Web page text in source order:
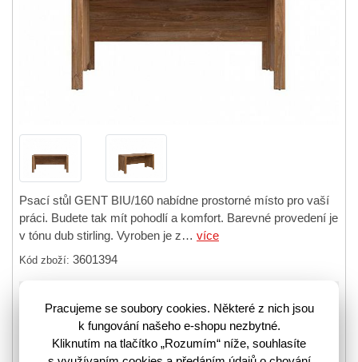
Psací stůl GENT BIU/160 nabídne prostorné místo pro vaší
práci. Budete tak mít pohodlí a komfort. Barevné provedení je
v tónu dub stirling. Vyroben je z… více
Kód zboží: 3601394
K odeslání do 14 pracovních dnů
Informace k odeslání zboží
Pracujeme se soubory cookies. Některé z nich jsou
k fungování našeho e-shopu nezbytné.
Kliknutím na tlačítko „Rozumím“ níže, souhlasíte